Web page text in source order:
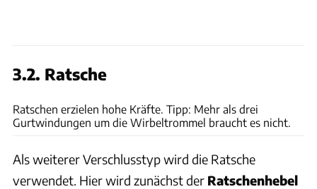
3.2. Ratsche
Ratschen erzielen hohe Kräfte. Tipp: Mehr als drei
Gurtwindungen um die Wirbeltrommel braucht es nicht.
Als weiterer Verschlusstyp wird die Ratsche
verwendet. Hier wird zunächst der Ratschenhebel